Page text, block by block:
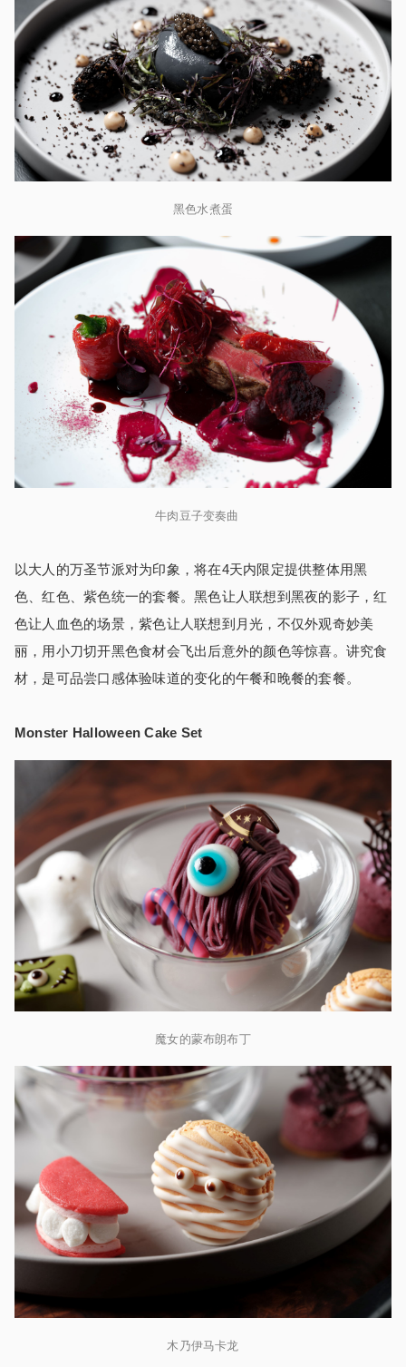
黑色水煮蛋
牛肉豆子变奏曲
以大人的万圣节派对为印象，将在4天内限定提供整体用黑
色、红色、紫色统一的套餐。黑色让人联想到黑夜的影子，红
色让人血色的场景，紫色让人联想到月光，不仅外观奇妙美
丽，用小刀切开黑色食材会飞出后意外的颜色等惊喜。讲究食
材，是可品尝口感体验味道的变化的午餐和晚餐的套餐。
Monster Halloween Cake Set
魔女的蒙布朗布丁
木乃伊马卡龙